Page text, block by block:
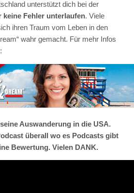
unterstützt dich bei der
keine Fehler unterlaufen. Viele
ihren Traum vom Leben in den
wahr gemacht. Für mehr Infos
Auswanderung in die USA.
überall wo es Podcasts gibt
Bewertung. Vielen DANK.